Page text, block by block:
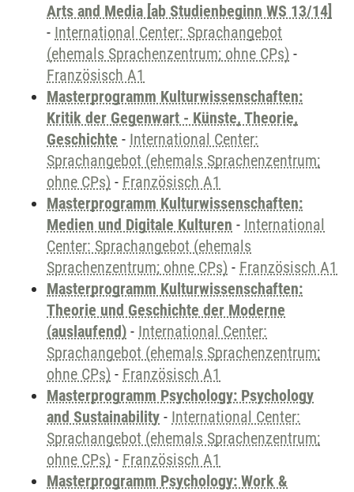
Arts and Media [ab Studienbeginn WS 13/14]
- International Center: Sprachangebot
(ehemals Sprachenzentrum; ohne CPs) -
Französisch A1
Masterprogramm Kulturwissenschaften:
Kritik der Gegenwart - Künste, Theorie,
Geschichte - International Center:
Sprachangebot (ehemals Sprachenzentrum;
ohne CPs) - Französisch A1
Masterprogramm Kulturwissenschaften:
Medien und Digitale Kulturen - International
Center: Sprachangebot (ehemals
Sprachenzentrum; ohne CPs) - Französisch A1
Masterprogramm Kulturwissenschaften:
Theorie und Geschichte der Moderne
(auslaufend) - International Center:
Sprachangebot (ehemals Sprachenzentrum;
ohne CPs) - Französisch A1
Masterprogramm Psychology: Psychology
and Sustainability - International Center:
Sprachangebot (ehemals Sprachenzentrum;
ohne CPs) - Französisch A1
Masterprogramm Psychology: Work &